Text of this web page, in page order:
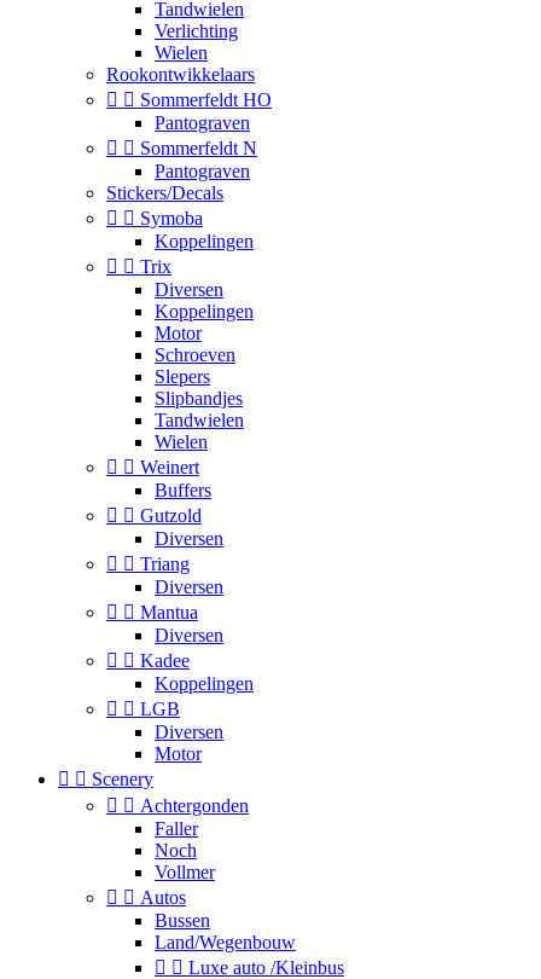
Tandwielen
Verlichting
Wielen
Rookontwikkelaars
  Sommerfeldt HO
Pantograven
  Sommerfeldt N
Pantograven
Stickers/Decals
  Symoba
Koppelingen
  Trix
Diversen
Koppelingen
Motor
Schroeven
Slepers
Slipbandjes
Tandwielen
Wielen
  Weinert
Buffers
  Gutzold
Diversen
  Triang
Diversen
  Mantua
Diversen
  Kadee
Koppelingen
  LGB
Diversen
Motor
  Scenery
  Achtergonden
Faller
Noch
Vollmer
  Autos
Bussen
Land/Wegenbouw
  Luxe auto /Kleinbus